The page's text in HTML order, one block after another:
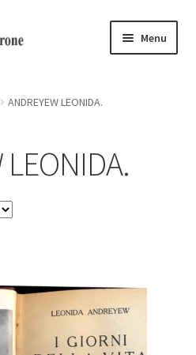
Menu
ANDREYEW LEONIDA.
LEONIDA.